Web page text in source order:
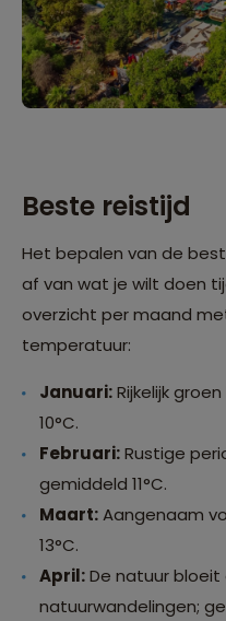
Beste reistijd
Het bepalen van de
af van wat je wilt doen
overzicht per maand
temperatuur:
Januari:Rijkelijk
10°C.
Februari:Rustige
gemiddeld 11°C.
Maart:Aangenaam
13°C.
April:De natuur bloeit
natuurwandelingen;